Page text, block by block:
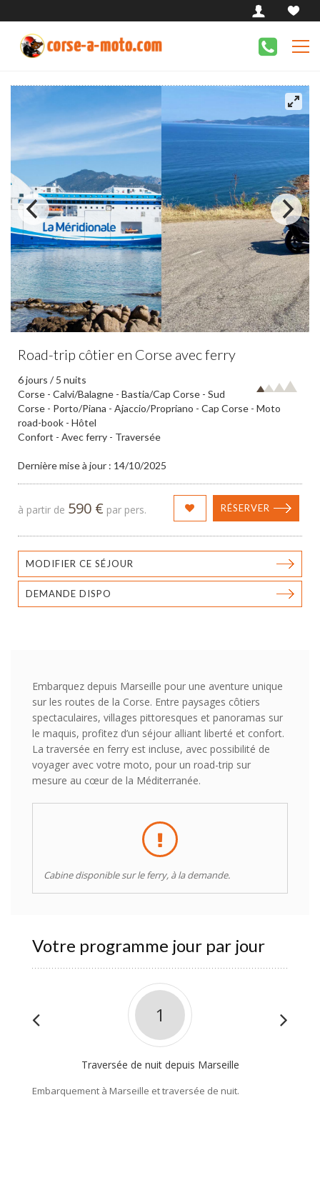
Road-trip côtier en Corse avec ferry
6 jours / 5 nuits
Corse - Calvi/Balagne - Bastia/Cap Corse - Sud
Corse - Porto/Piana - Ajaccio/Propriano - Cap Corse - Moto
road-book - Hôtel
Confort - Avec ferry - Traversée
Dernière mise à jour : 14/10/2025
à partir de 590 € par pers. RÉSERVER
MODIFIER CE SÉJOUR
DEMANDE DISPO
Embarquez depuis Marseille pour une aventure unique
sur les routes de la Corse. Entre paysages côtiers
spectaculaires, villages pittoresques et panoramas sur
le maquis, profitez d’un séjour alliant liberté et confort.
La traversée en ferry est incluse, avec possibilité de
voyager avec votre moto, pour un road-trip sur
mesure au cœur de la Méditerranée.
Cabine disponible sur le ferry, à la demande.
Votre programme jour par jour
1
Traversée de nuit depuis Marseille
Embarquement à Marseille et traversée de nuit.